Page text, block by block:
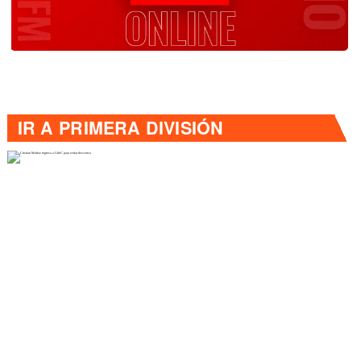
IR A PRIMERA DIVISIÓN